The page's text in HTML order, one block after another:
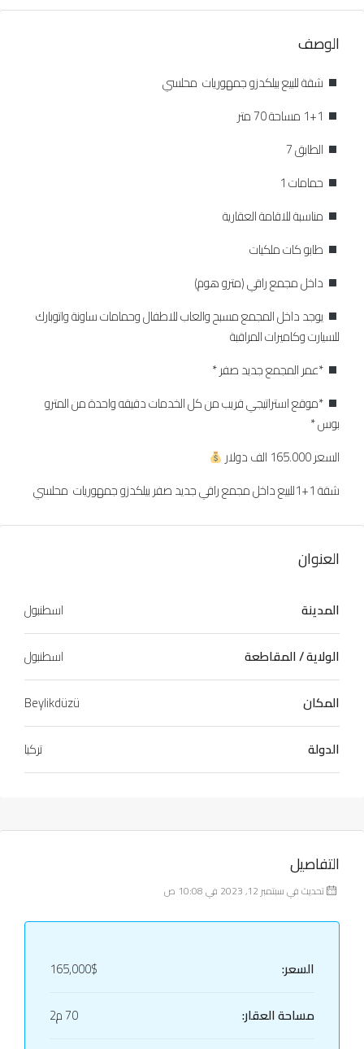
الوصف
شقة للبيع بيلكدزو جمهوريات محلسي
الطابق 7
حمامات 1
مناسبة للاقامة العقارية
طابو كات ملكيات
داخل مجمع راقي (مترو هوم)
يوجد داخل المجمع مسبح والعاب للاطفال وحمامات ساونة واتوبارك
للسيارت وكاميرات المراقبة
*عمر المجمع جديد صفر *
*موقع استراتيجي قريب من كل الخدمات دقيقه واحدة من المترو
بوس *
السعر 165.000 الف دولار
شقة 1+1للبيع داخل مجمع راقي جديد صفر بيلكدزو جمهوريات محلسي
العنوان
المدينة
اسطنبول
الولاية / المقاطعة
اسطنبول
المكان
Beylikdüzü
الدولة
تركيا
التفاصيل
تحديث في سبتمبر 12, 2023 في 10:08 ص
السعر:
165,000$
مساحة العقار:
70 م2